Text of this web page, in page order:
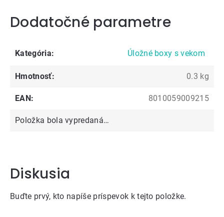
Dodatočné parametre
Kategória: Úložné boxy s vekom
Hmotnosť: 0.3 kg
EAN: 8010059009215
Položka bola vypredaná…
Diskusia
Buďte prvý, kto napíše príspevok k tejto položke.